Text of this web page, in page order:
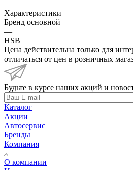
Характеристики
Бренд основной
—
HSB
Цена действительна только для
отличаться от цен в розничных
Будьте в курсе наших акций и
Каталог
Акции
Автосервис
Бренды
Компания
О компании